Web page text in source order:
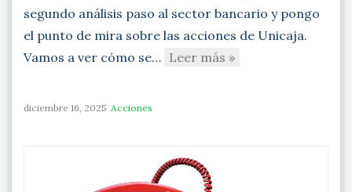
segundo análisis paso al sector bancario y pongo
el punto de mira sobre las acciones de Unicaja.
Vamos a ver cómo se… Leer más »
diciembre 16, 2025 Acciones